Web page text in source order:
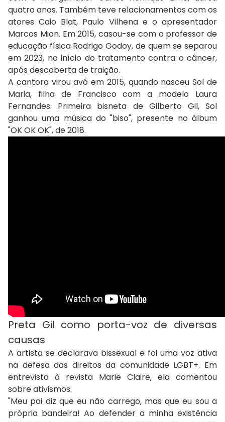
quatro anos. Também teve relacionamentos com os
atores Caio Blat, Paulo Vilhena e o apresentador
Marcos Mion. Em 2015, casou-se com o professor de
educação física Rodrigo Godoy, de quem se separou
em 2023, no início do tratamento contra o câncer,
após descoberta de traição.
A cantora virou avó em 2015, quando nasceu Sol de
Maria, filha de Francisco com a modelo Laura
Fernandes. Primeira bisneta de Gilberto Gil, Sol
ganhou uma música do "biso", presente no álbum
"OK OK OK", de 2018.
Preta Gil como porta-voz de diversas
causas
A artista se declarava bissexual e foi uma voz ativa
na defesa dos direitos da comunidade LGBT+. Em
entrevista à revista Marie Claire, ela comentou
sobre ativismos:
"Meu pai diz que eu não carrego, mas que eu sou a
própria bandeira! Ao defender a minha existência